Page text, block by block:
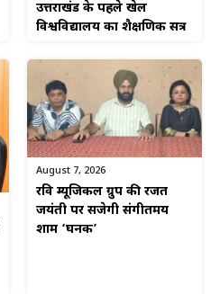
उत्तराखंड के पहले खेल
विश्वविद्यालय का शैक्षणिक सत्र
August 7, 2026
रवि म्यूजिकल ग्रुप की रजत
जयंती पर सजेगी संगीतमय
शाम ‘घनक’